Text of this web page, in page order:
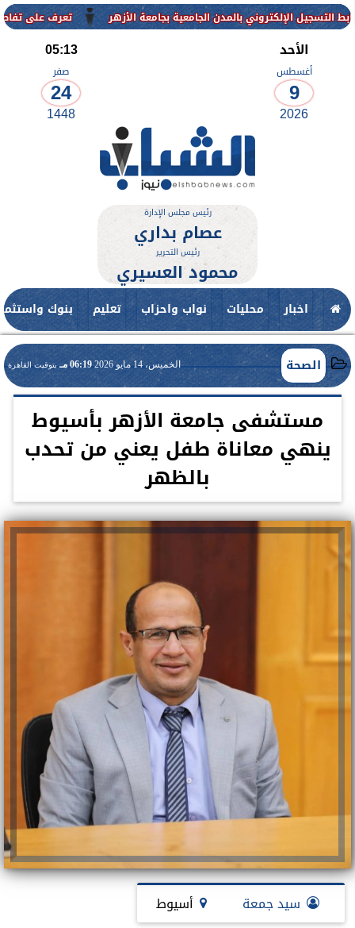
تعرف على تفاصيل وشروط القبول بالمدن الجامعية بجامعة الأزهر
الأحد
أغسطس
9
2026
05:13
صفر
24
1448
رئيس مجلس الإدارة
عصام بداري
رئيس التحرير
محمود العسيري
اخبار محليات نواب واحزاب تعليم بنوك
الصحة الخميس، 14 مايو 2026 06:19 مـ بتوقيت القاهرة
مستشفى جامعة الأزهر بأسيوط
ينهي معاناة طفل يعني من تحدب
بالظهر
سيد جمعة أسيوط